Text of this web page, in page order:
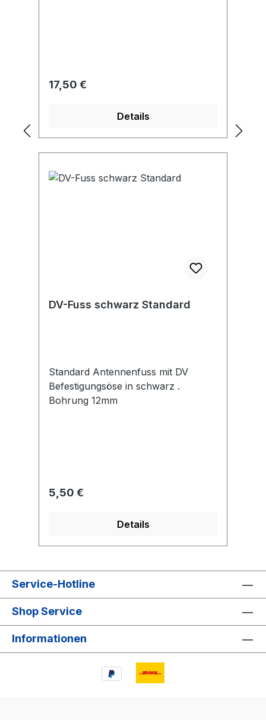
Regulärer Preis:
17,50 €
Details
DV-Fuss schwarz Standard
Standard Antennenfuss mit DV
Befestigungsöse in schwarz .
Bohrung 12mm
Regulärer Preis:
5,50 €
Details
Service-Hotline
Shop Service
Informationen